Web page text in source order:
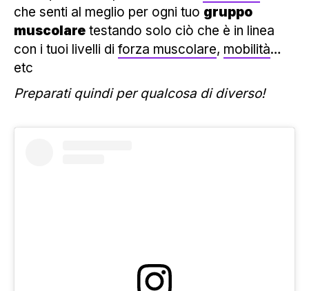
che senti al meglio per ogni tuo gruppo
muscolare testando solo ciò che è in linea
con i tuoi livelli di forza muscolare, mobilità…
etc
Preparati quindi per qualcosa di diverso!